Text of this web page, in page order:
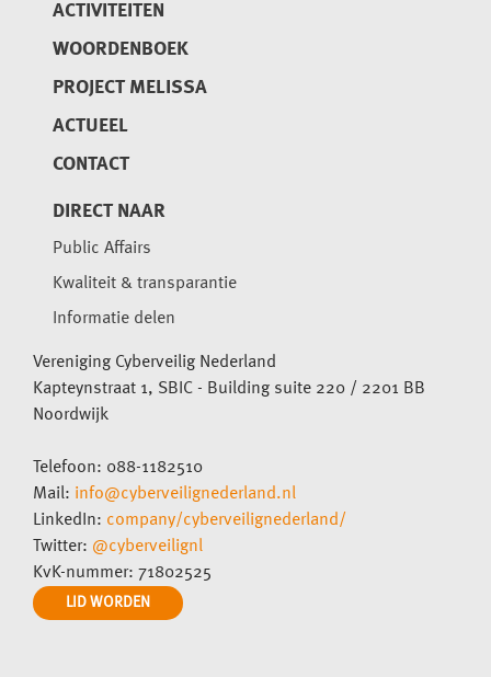
ACTIVITEITEN
WOORDENBOEK
PROJECT MELISSA
ACTUEEL
CONTACT
DIRECT NAAR
Public Affairs
Kwaliteit & transparantie
Informatie delen
Vereniging Cyberveilig Nederland
Kapteynstraat 1, SBIC - Building suite 220 / 2201 BB
Noordwijk
Telefoon: 088-1182510
Mail: info@cyberveilignederland.nl
LinkedIn: company/cyberveilignederland/
Twitter: @cyberveilignl
KvK-nummer: 71802525
LID WORDEN